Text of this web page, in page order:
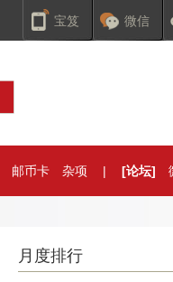
宝笈 微信
邮币卡 杂项 | [论坛]
月度排行